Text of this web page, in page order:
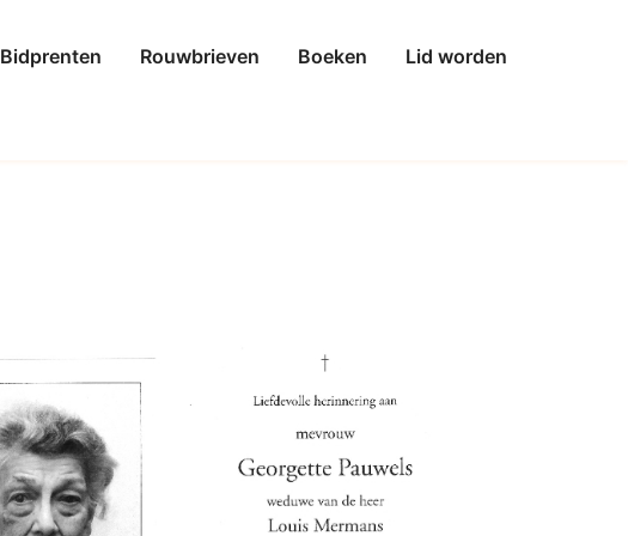
Bidprenten Rouwbrieven Boeken
Lid worden